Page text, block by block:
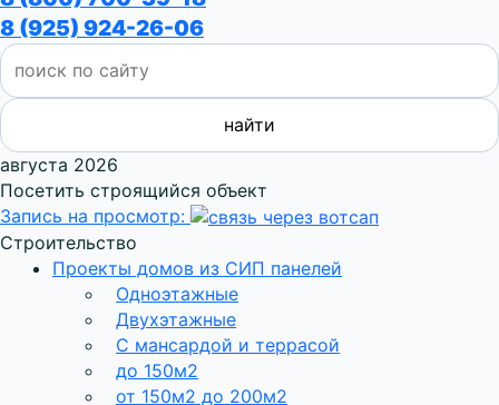
8 (925) 924-26-06
августа 2026
Посетить строящийся объект
Запись на просмотр:
Строительство
Проекты домов из СИП панелей
Одноэтажные
Двухэтажные
С мансардой и террасой
до 150м2
от 150м2 до 200м2